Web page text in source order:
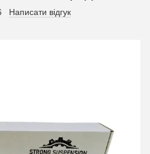
Написати відгук